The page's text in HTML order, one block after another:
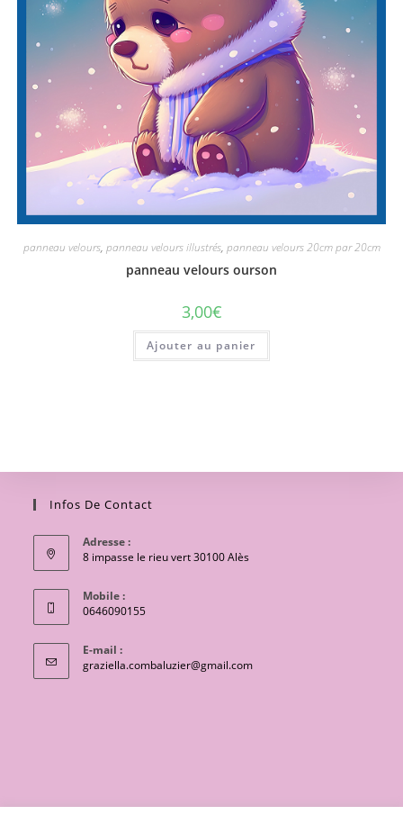
panneau velours, panneau velours illustrés, panneau velours 20cm par 20cm
panneau velours ourson
3,00€
Ajouter au panier
Infos De Contact
Adresse :
8 impasse le rieu vert 30100 Alès
Mobile :
0646090155
E-mail :
graziella.combaluzier@gmail.comS’ouvre